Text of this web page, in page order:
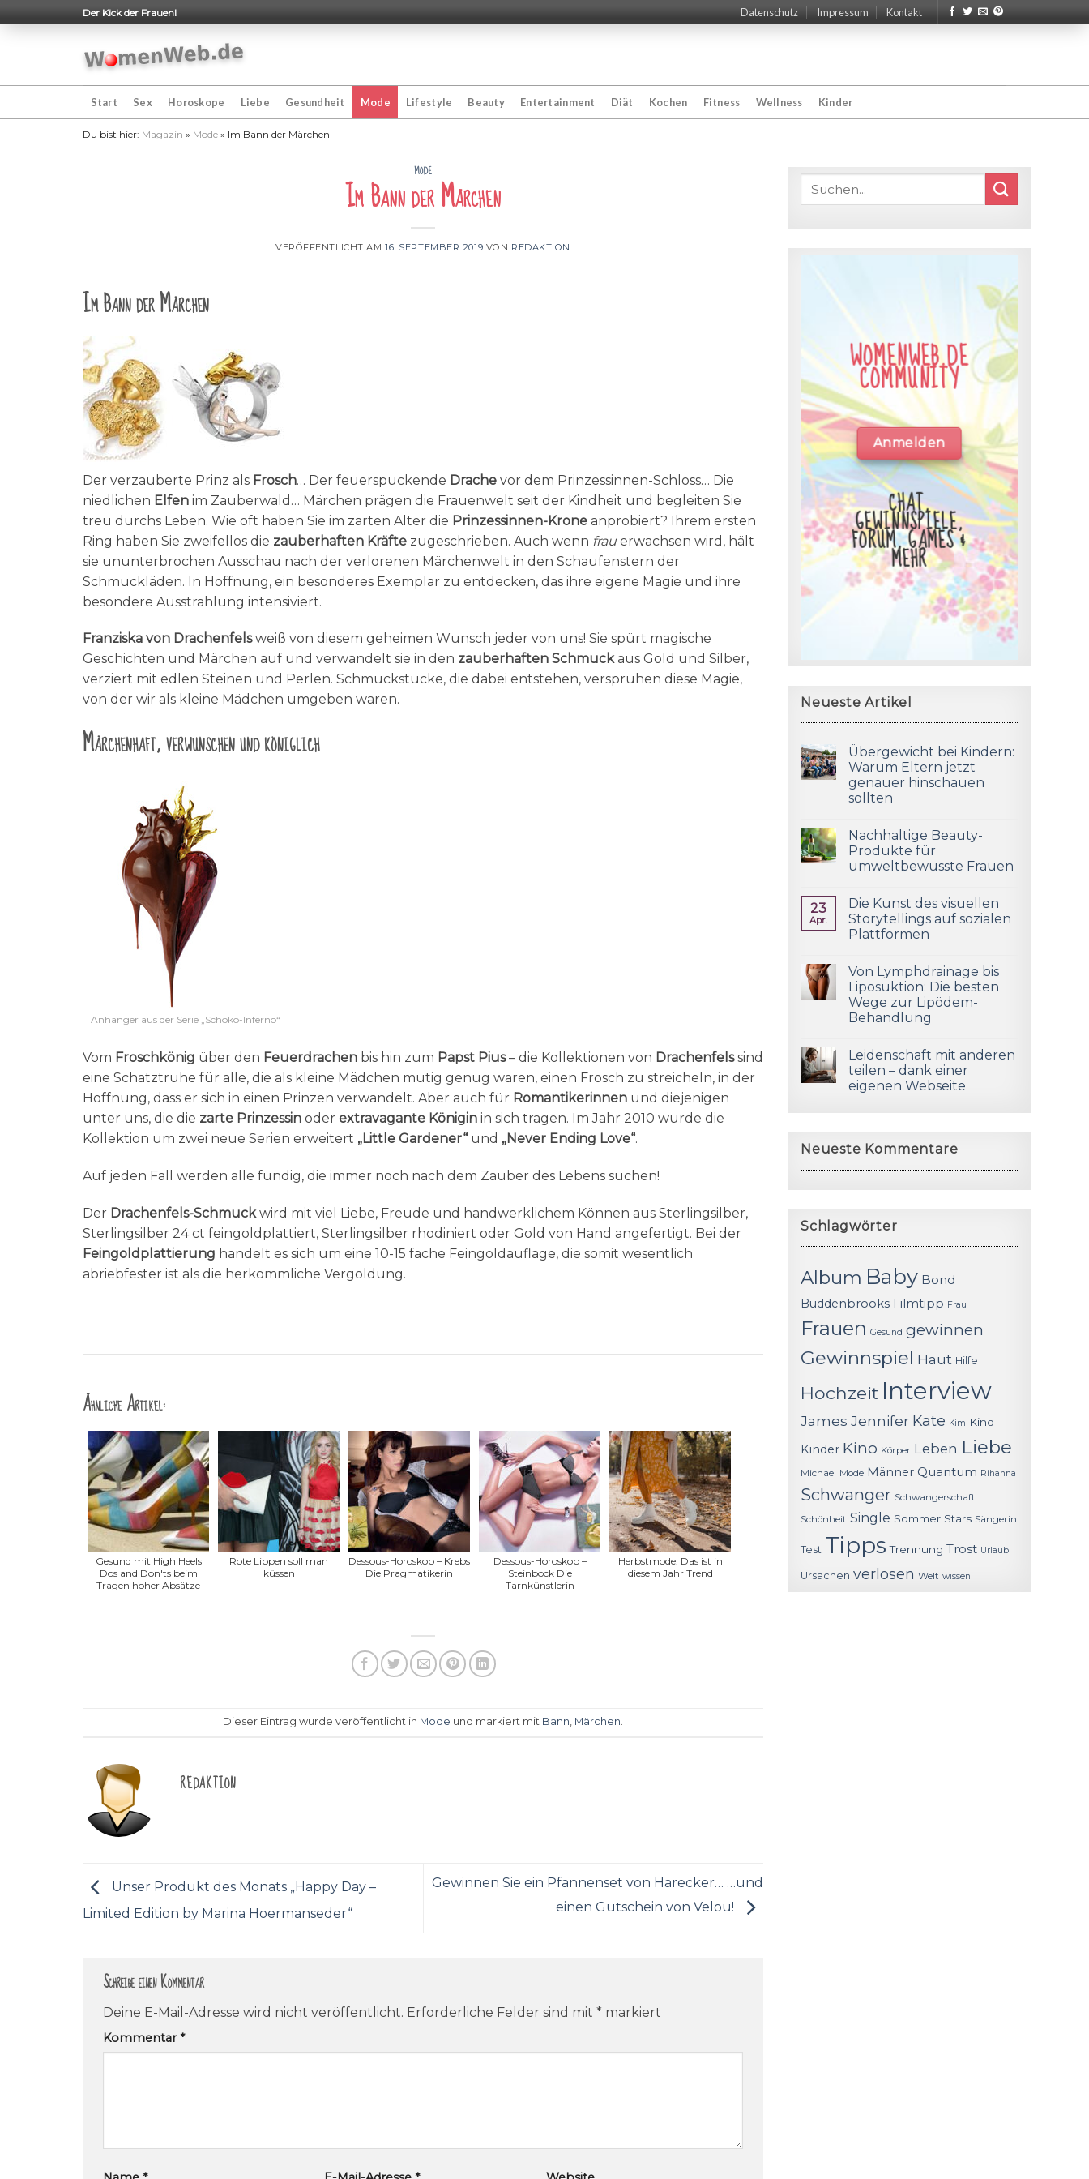
to
Der Kick der Frauen! Datenschutz Impressum Kontakt
Start Sex Horoskope Liebe Gesundheit Mode Lifestyle Beauty Entertainment Diät Kochen Fitness Wellness Kinder
Du bist hier: Magazin » Mode » Im Bann der Märchen
MODE
Im Bann der Märchen
VERÖFFENTLICHT AM16. SEPTEMBER 2019 VON REDAKTION
Im Bann der Märchen
Der verzauberte Prinz als Frosch… Der feuerspuckende Drache vor dem Prinzessinnen-Schloss… Die
niedlichen Elfen im Zauberwald… Märchen prägen die Frauenwelt seit der Kindheit und begleiten Sie
treu durchs Leben. Wie oft haben Sie im zarten Alter die Prinzessinnen-Krone anprobiert? Ihrem ersten
Ring haben Sie zweifellos die zauberhaften Kräfte zugeschrieben. Auch wenn frau erwachsen wird, hält
sie ununterbrochen Ausschau nach der verlorenen Märchenwelt in den Schaufenstern der
Schmuckläden. In Hoffnung, ein besonderes Exemplar zu entdecken, das ihre eigene Magie und ihre
besondere Ausstrahlung intensiviert.
Franziska von Drachenfelsweiß von diesem geheimen Wunsch jeder von uns! Sie spürt magische
Geschichten und Märchen auf und verwandelt sie in den zauberhaften Schmuckaus Gold und Silber,
verziert mit edlen Steinen und Perlen. Schmuckstücke, die dabei entstehen, versprühen diese Magie,
von der wir als kleine Mädchen umgeben waren.
Märchenhaft, verwunschen und königlich
Anhänger aus der Serie „Schoko-Inferno“
Vom Froschkönig über den Feuerdrachen bis hin zum Papst Pius– die Kollektionen von Drachenfelssind
eine Schatztruhe für alle, die als kleine Mädchen mutig genug waren, einen Frosch zu streicheln, in der
Hoffnung, dass er sich in einen Prinzen verwandelt. Aber auch für Romantikerinnen und diejenigen
unter uns, die die zarte Prinzessin oder extravagante Königin in sich tragen. Im Jahr 2010 wurde die
Kollektion um zwei neue Serien erweitert „Little Gardener“ und „Never Ending Love“.
Auf jeden Fall werden alle fündig, die immer noch nach dem Zauber des Lebens suchen!
Der Drachenfels-Schmuckwird mit viel Liebe, Freude und handwerklichem Können aus Sterlingsilber,
Sterlingsilber 24 ct feingoldplattiert, Sterlingsilber rhodiniert oder Gold von Hand angefertigt. Bei der
Feingoldplattierung handelt es sich um eine 10-15 fache Feingoldauflage, die somit wesentlich
abriebfester ist als die herkömmliche Vergoldung.
Ähnliche Artikel:
Gesund mit High Heels
Dos and Don'ts beim
Tragen hoher Absätze
Rote Lippen soll man
küssen
Dessous-Horoskop – Krebs
Die Pragmatikerin
Dessous-Horoskop –
Steinbock Die
Tarnkünstlerin
Herbstmode: Das ist in
diesem Jahr Trend
Dieser Eintrag wurde veröffentlicht in Mode und markiert mit Bann Märchen
REDAKTION
Unser Produkt des Monats „Happy Day –
Limited Edition by Marina Hoermanseder“
Gewinnen Sie ein Pfannenset von Harecker… …und
einen Gutschein von Velou!
Schreibe einen Kommentar
Deine E-Mail-Adresse wird nicht veröffentlicht. Erforderliche Felder sind mit * markiert
Kommentar*
WOMENWEB.DE
COMMUNITY
Anmelden
CHAT,
GEWINNSPIELE,
FORUM, GAMES &
MEHR
Neueste Artikel
Übergewicht bei Kindern:
Warum Eltern jetzt
genauer hinschauen
sollten
Nachhaltige Beauty-
Produkte für
umweltbewusste Frauen
23
Apr.
Die Kunst des visuellen
Storytellings auf sozialen
Plattformen
Von Lymphdrainage bis
Liposuktion: Die besten
Wege zur Lipödem-
Behandlung
Leidenschaft mit anderen
teilen – dank einer
eigenen Webseite
Neueste Kommentare
Schlagwörter
Album Baby Bond
Buddenbrooks Filmtipp Frau
Frauen Gesund gewinnen
Gewinnspiel Haut Hilfe
Hochzeit Interview
James Jennifer Kate Kim Kind
Kinder Kino Körper Leben Liebe
Michael Mode Männer Quantum Rihanna
Schwanger Schwangerschaft
Schönheit Single Sommer Stars Sängerin
Test Tipps Trennung Trost Urlaub
Ursachen verlosen Welt wissen